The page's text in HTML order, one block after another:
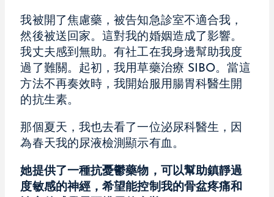
我被開了焦慮藥，被告知急診室不適合我，
然後被送回家。這對我的婚姻造成了影響。
我丈夫感到無助。有社工在我身邊幫助我度
過了難關。起初，我用草藥治療 SIBO。當這
方法不再奏效時，我開始服用腸胃科醫生開
的抗生素。
那個夏天，我也去看了一位泌尿科醫生，因
為春天我的尿液檢測顯示有血。
她提供了一種抗憂鬱藥物，可以幫助鎮靜過
度敏感的神經，希望能控制我的骨盆疼痛和